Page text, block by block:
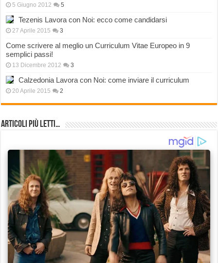
5 Giugno 2012 5
Tezenis Lavora con Noi: ecco come candidarsi
27 Aprile 2015 3
Come scrivere al meglio un Curriculum Vitae Europeo in 9
semplici passi!
13 Dicembre 2012 3
Calzedonia Lavora con Noi: come inviare il curriculum
20 Aprile 2015 2
Articoli più Letti…